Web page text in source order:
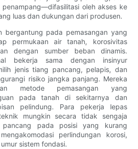
penampang—difasilitasi oleh akses ke
luas dan dukungan dari produsen.
bergantung pada pemasangan yang
permukaan air tanah, korosivitas
dengan sumber beban dinamis.
bekerja sama dengan insinyur
jenis tiang pancang, pelapis, dan
risiko jangka panjang. Mereka
metode pemasangan yang
pada tanah di sekitarnya dan
pelindung. Para pekerja lepas
mungkin secara tidak sengaja
pancang pada posisi yang kurang
perlindungan korosi,
sistem fondasi.